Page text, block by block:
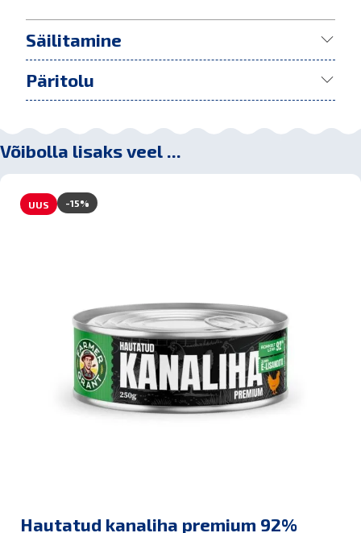
Säilitamine
Päritolu
Võibolla lisaks veel ...
UUS -15%
Hautatud kanaliha premium 92%